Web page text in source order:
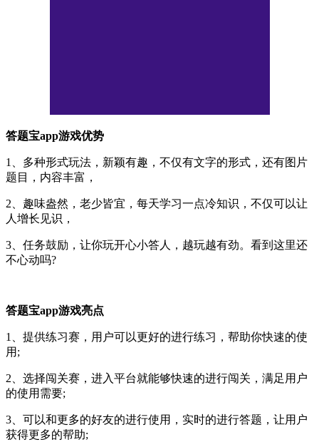
答题宝app游戏优势
1、多种形式玩法，新颖有趣，不仅有文字的形式，还有图片
题目，内容丰富，
2、趣味盎然，老少皆宜，每天学习一点冷知识，不仅可以让
人增长见识，
3、任务鼓励，让你玩开心小答人，越玩越有劲。看到这里还
不心动吗?
答题宝app游戏亮点
1、提供练习赛，用户可以更好的进行练习，帮助你快速的使
用;
2、选择闯关赛，进入平台就能够快速的进行闯关，满足用户
的使用需要;
3、可以和更多的好友的进行使用，实时的进行答题，让用户
获得更多的帮助;